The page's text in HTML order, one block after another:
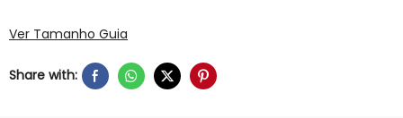
Ver Tamanho Guia
Share with: